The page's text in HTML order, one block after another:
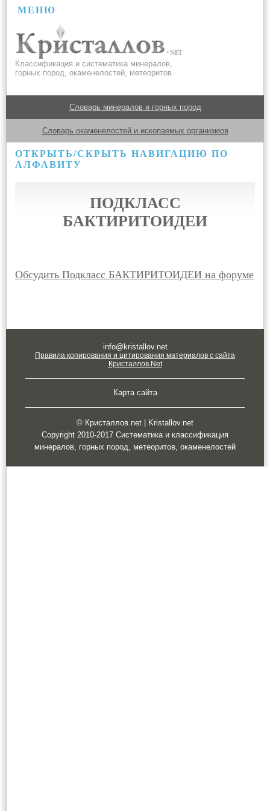
МЕНЮ
Классификация и систематика минералов,
горных пород, окаменелостей, метеоритов
Словарь минералов и горных пород
Словарь окаменелостей и ископаемых организмов
ОТКРЫТЬ/СКРЫТЬ НАВИГАЦИЮ ПО
АЛФАВИТУ
ПОДКЛАСС
БАКТИРИТОИДЕИ
Обсудить Подкласс БАКТИРИТОИДЕИ на форуме
info@kristallov.net
Правила копирования и цитирования материалов с сайта
Кристаллов.Net
Карта сайта
© Кристаллов.net | Kristallov.net
Copyright 2010-2017 Систематика и классификация
минералов, горных пород, метеоритов, окаменелостей